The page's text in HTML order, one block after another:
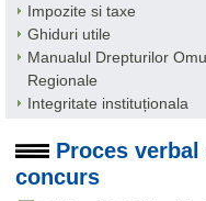
Impozite si taxe
Ghiduri utile
Manualul Drepturilor
Regionale
Integritate instituționala
Proces
concurs